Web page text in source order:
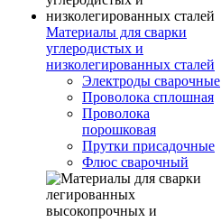
Материалы для сварки
углеродистых и
низколегированных сталей
Электроды сварочные
Проволока сплошная
Проволока
порошковая
Прутки присадочные
Флюс сварочный